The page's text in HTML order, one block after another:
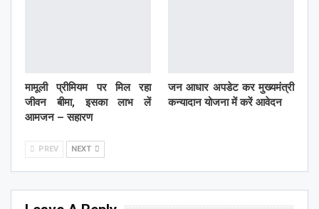
मामूली प्रीमियम पर मिल रहा
जीवन बीमा, इसका लाभ लें
आमजन – सहारण
जन आधार अपडेट कर मुख्यमंत्री
कन्यादान योजना में करें आवेदन
PREV NEXT